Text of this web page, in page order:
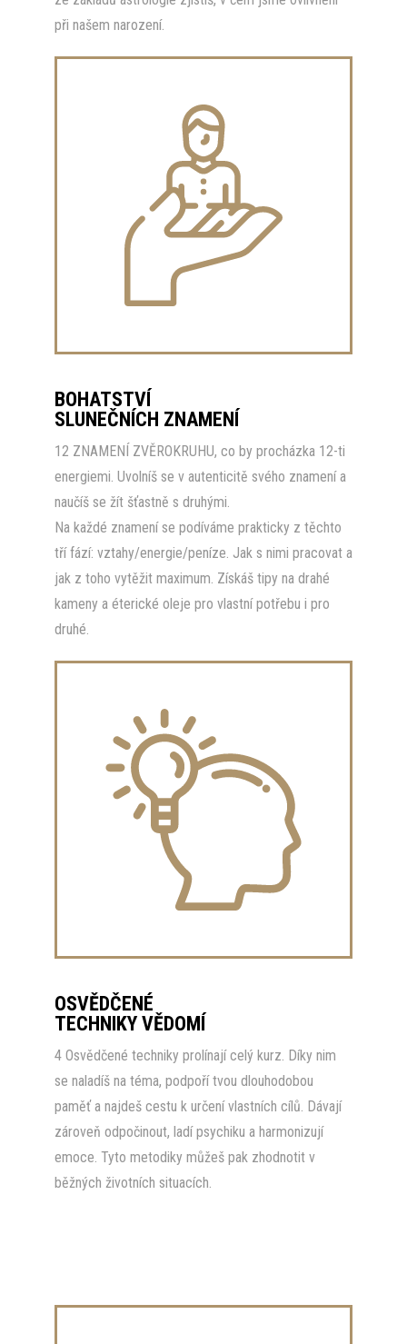
při našem narození.
BOHATSTVÍ
SLUNEČNÍCH ZNAMENÍ
12 ZNAMENÍ ZVĚROKRUHU, co by procházka 12-ti
energiemi. Uvolníš se v autenticitě svého znamení a
naučíš se žít šťastně s druhými.
Na každé znamení se podíváme prakticky z těchto
tří fází: vztahy/energie/peníze. Jak s nimi pracovat a
jak z toho vytěžit maximum. Získáš tipy na drahé
kameny a éterické oleje pro vlastní potřebu i pro
druhé.
OSVĚDČENÉ
TECHNIKY VĚDOMÍ
4 Osvědčené techniky prolínají celý kurz. Díky nim
se naladíš na téma, podpoří tvou dlouhodobou
paměť a najdeš cestu k určení vlastních cílů. Dávají
zároveň odpočinout, ladí psychiku a harmonizují
emoce. Tyto metodiky můžeš pak zhodnotit v
běžných životních situacích.